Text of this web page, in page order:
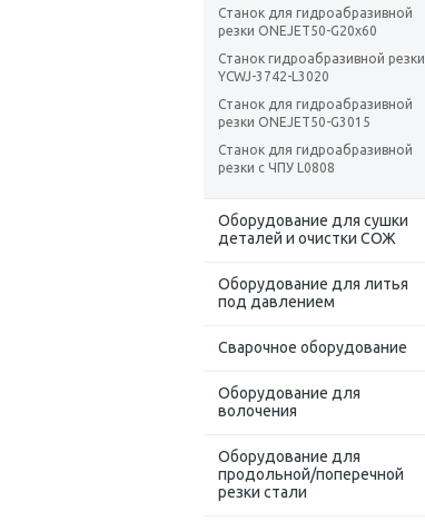
Станок для гидроабразивной
резки ONEJET50-G20х60
Станок гидроабразивной резки
YCWJ-3742-L3020
Станок для гидроабразивной
резки ONEJET50-G3015
Станок для гидроабразивной
резки с ЧПУ L0808
Оборудование для сушки
деталей и очистки СОЖ
Оборудование для литья
под давлением
Сварочное оборудование
Оборудование для
волочения
Оборудование для
продольной/поперечной
резки стали